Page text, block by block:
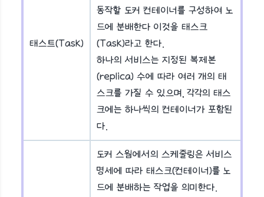
태스트(Task)
동작할 도커 컨테이너를 구성하여 노
드에 분배한다 이것을 태스크
(Task)라고 한다.
하나의 서비스는 지정된 복제본
(replica) 수에 따라 여러 개의 태
스크를 가질 수 있으며, 각각의 태스
크에는 하나씩의 컨테이너가 포함된
다.
도커 스웜에서의 스케줄링은 서비스
명세에 따라 태스크(컨테이너)를 노
드에 분배하는 작업을 의미한다.